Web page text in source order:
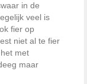
in de
veel is
fier op
niet al te fier
met
maar